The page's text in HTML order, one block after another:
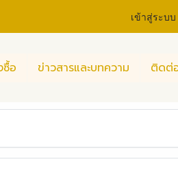
เข้าสู่ระบบ
ซื้อ ข่าวสารและบทความ ติดต่